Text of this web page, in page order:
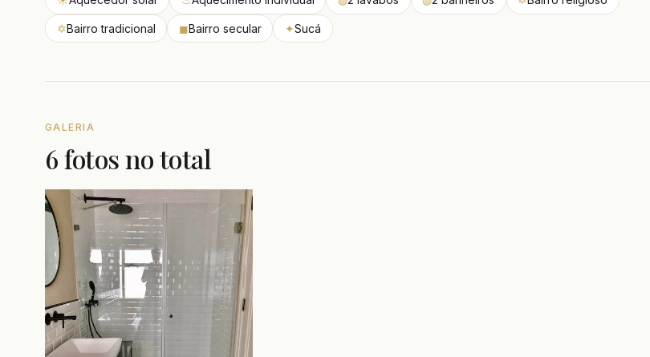
✡Bairro tradicional ◼Bairro secular ✦Sucá
GALERIA
6 fotos no total